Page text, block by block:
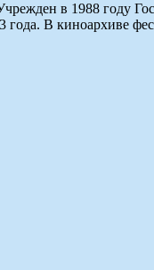
в 1988 году
В киноархиве